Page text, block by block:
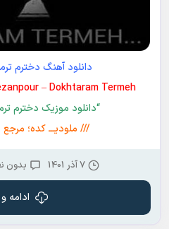
دانلود آهنگ دخترم
– Dokhtaram Termeh
“دانلود موزیک دخترم
/// ملودیـــ کده؛
7 آذر 1401 بدون
ادامه